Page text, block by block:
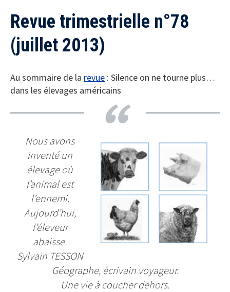
Revue trimestrielle n°78
(juillet 2013)
Au sommaire de la revue : Silence on ne tourne plus…
dans les élevages américains
Nous avons
inventé un
élevage où
l’animal est
l’ennemi.
Aujourd’hui,
l’éleveur
abaisse.
Sylvain TESSON
Géographe, écrivain voyageur.
Une vie à coucher dehors.